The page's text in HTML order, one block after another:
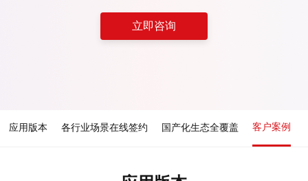
立即咨询
应用版本 各行业场景在线签约 国产化生态全覆盖 客户案例